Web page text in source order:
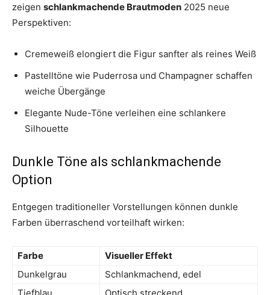
zeigen schlankmachende Brautmoden 2025 neue
Perspektiven:
Cremeweiß elongiert die Figur sanfter als reines Weiß
Pastelltöne wie Puderrosa und Champagner schaffen
weiche Übergänge
Elegante Nude-Töne verleihen eine schlankere
Silhouette
Dunkle Töne als schlankmachende
Option
Entgegen traditioneller Vorstellungen können dunkle
Farben überraschend vorteilhaft wirken:
Farbe
Visueller Effekt
Dunkelgrau
Schlankmachend, edel